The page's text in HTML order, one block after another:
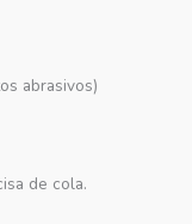
abrasivos)
de cola.